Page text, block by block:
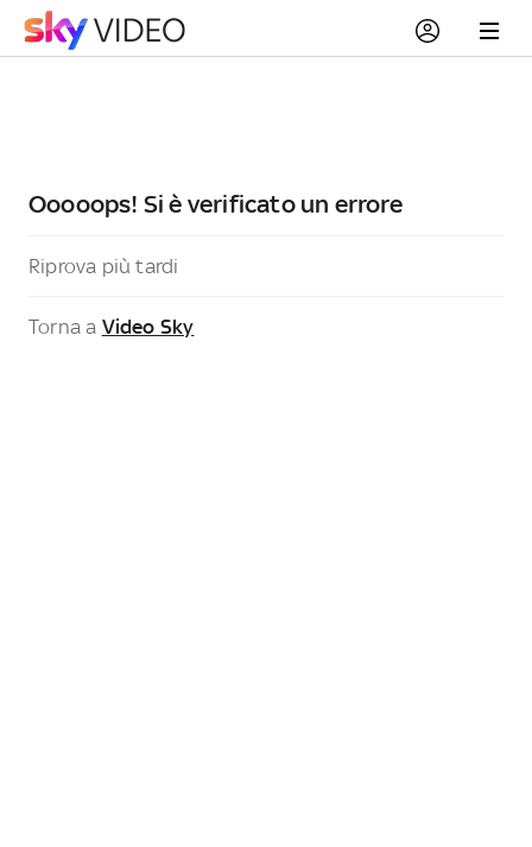
Ooooops! Si è verificato un errore
Riprova più tardi
Torna a Video Sky